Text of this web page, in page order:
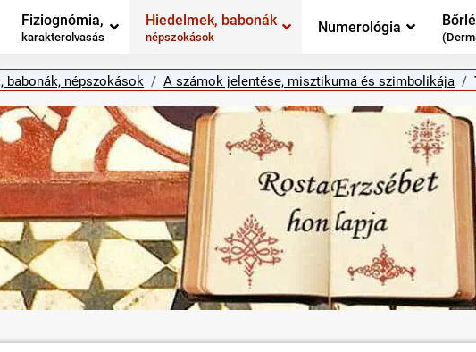
Fiziognómia,
karakterolvasás
Hiedelmek, babonák
népszokások
Numerológia
babonák, népszokások A számok jelentése, misztikuma és szimbolikája